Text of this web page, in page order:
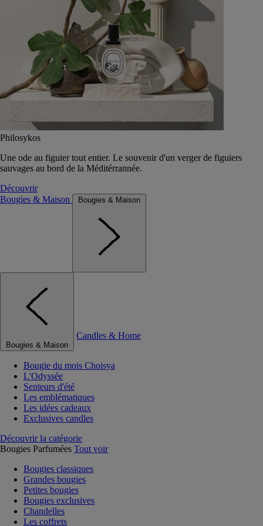
Philosykos
Une ode au figuier tout entier. Le souvenir d'un verger de figuiers
sauvages au bord de la Méditérrannée.
Découvrir
Bougies & Maison
Bougies & Maison
Bougies & Maison
Candles & Home
Bougie du mois Choisya
L'Odyssée
Senteurs d'été
Les emblématiques
Les idées cadeaux
Exclusives candles
Découvrir la catégorie
Bougies Parfumées Tout voir
Bougies classiques
Grandes bougies
Petites bougies
Bougies exclusives
Chandelles
Les coffrets